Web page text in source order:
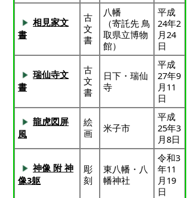
相見家文
書
古
文
書
八幡
（寄託先 鳥
取県立博物
館）
平成
24年2
月24
日
瑞仙寺文
書
古
文
書
日下・瑞仙
寺
平成
27年9
月11
日
龍虎図屏
風
絵
画
米子市
平成
25年3
月8日
神像 附 神
像3躯
彫
刻
東八幡・八
幡神社
令和3
年11
月19
日